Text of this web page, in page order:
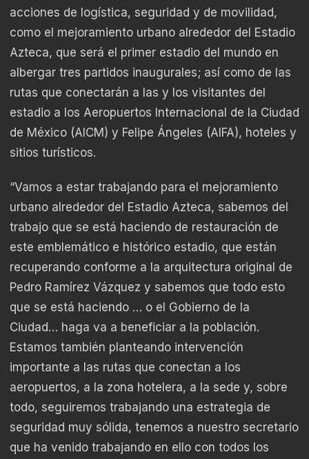
acciones de logística, seguridad y de movilidad,
como el mejoramiento urbano alrededor del Estadio
Azteca, que será el primer estadio del mundo en
albergar tres partidos inaugurales; así como de las
rutas que conectarán a las y los visitantes del
estadio a los Aeropuertos Internacional de la Ciudad
de México (AICM) y Felipe Ángeles (AIFA), hoteles y
sitios turísticos.
“Vamos a estar trabajando para el mejoramiento
urbano alrededor del Estadio Azteca, sabemos del
trabajo que se está haciendo de restauración de
este emblemático e histórico estadio, que están
recuperando conforme a la arquitectura original de
Pedro Ramírez Vázquez y sabemos que todo esto
que se está haciendo … o el Gobierno de la
Ciudad… haga va a beneficiar a la población.
Estamos también planteando intervención
importante a las rutas que conectan a los
aeropuertos, a la zona hotelera, a la sede y, sobre
todo, seguiremos trabajando una estrategia de
seguridad muy sólida, tenemos a nuestro secretario
que ha venido trabajando en ello con todos los